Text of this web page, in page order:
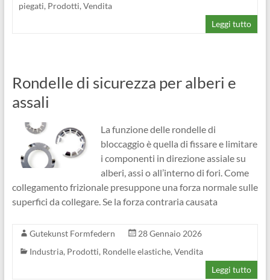
piegati, Prodotti, Vendita
Leggi tutto
Rondelle di sicurezza per alberi e
assali
La funzione delle rondelle di
bloccaggio è quella di fissare e limitare
i componenti in direzione assiale su
alberi, assi o all’interno di fori. Come
collegamento frizionale presuppone una forza normale sulle
superfici da collegare. Se la forza contraria causata
Gutekunst Formfedern
28 Gennaio 2026
Industria, Prodotti, Rondelle elastiche, Vendita
Leggi tutto